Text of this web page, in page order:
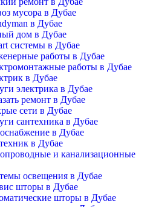
мусора в Дубае
в Дубае
дом в Дубае
системы в Дубае
работы в Дубае
работы в Дубае
в Дубае
электрика в Дубае
ремонт в Дубае
сети в Дубае
сантехника в Дубае
в Дубае
в Дубае
и канализационные
освещения в Дубае
шторы в Дубае
шторы в Дубае